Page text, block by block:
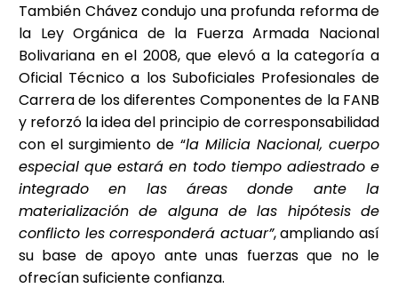
También Chávez condujo una profunda reforma de
la Ley Orgánica de la Fuerza Armada Nacional
Bolivariana en el 2008, que elevó a la categoría a
Oficial Técnico a los Suboficiales Profesionales de
Carrera de los diferentes Componentes de la FANB
y reforzó la idea del principio de corresponsabilidad
con el surgimiento de “la Milicia Nacional, cuerpo
especial que estará en todo tiempo adiestrado e
integrado en las áreas donde ante la
materialización de alguna de las hipótesis de
conflicto les corresponderá actuar”, ampliando así
su base de apoyo ante unas fuerzas que no le
ofrecían suficiente confianza.